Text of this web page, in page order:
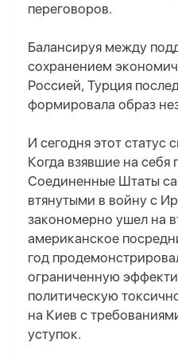
переговоров.
Балансируя между
сохранением
Россией, Турция
формировала образ
И сегодня этот статус
Когда взявшие на
Соединенные Штаты
втянутыми в войну с
закономерно ушел на
американское
год
ограниченную
политическую
на Киев с
уступок.